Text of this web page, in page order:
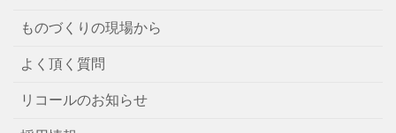
ものづくりの現場から
よく頂く質問
リコールのお知らせ